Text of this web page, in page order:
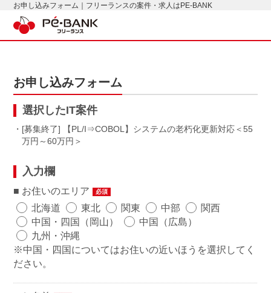
お申し込みフォーム｜フリーランスの案件・求人はPE-BANK
お申し込みフォーム
選択したIT案件
・[募集終了] 【PL/I⇒COBOL】システムの老朽化更新対応
55
万円～60万円
入力欄
お住いのエリア 必須
北海道 東北 関東 中部
関西
中国・四国（岡山）
中国（広島）
九州・沖縄
※中国・四国についてはお住いの近いほうを選択してく
ださい。